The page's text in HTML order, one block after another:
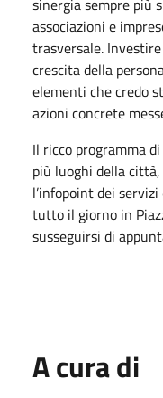
associazioni e
trasversale.
crescita della
elementi che credo
azioni concrete
Il ricco programma
più luoghi della
l’infopoint dei
tutto il giorno in
susseguirsi di
A cura di